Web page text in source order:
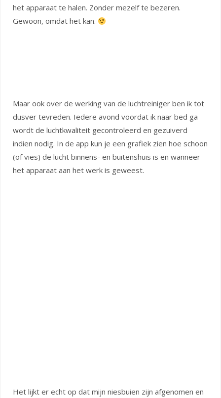
het apparaat te halen. Zonder mezelf te bezeren.
Gewoon, omdat het kan.
Maar ook over de werking van de luchtreiniger ben ik tot
dusver tevreden. Iedere avond voordat ik naar bed ga
wordt de luchtkwaliteit gecontroleerd en gezuiverd
indien nodig. In de app kun je een grafiek zien hoe schoon
(of vies) de lucht binnens- en buitenshuis is en wanneer
het apparaat aan het werk is geweest.
Het lijkt er echt op dat mijn niesbuien zijn afgenomen en